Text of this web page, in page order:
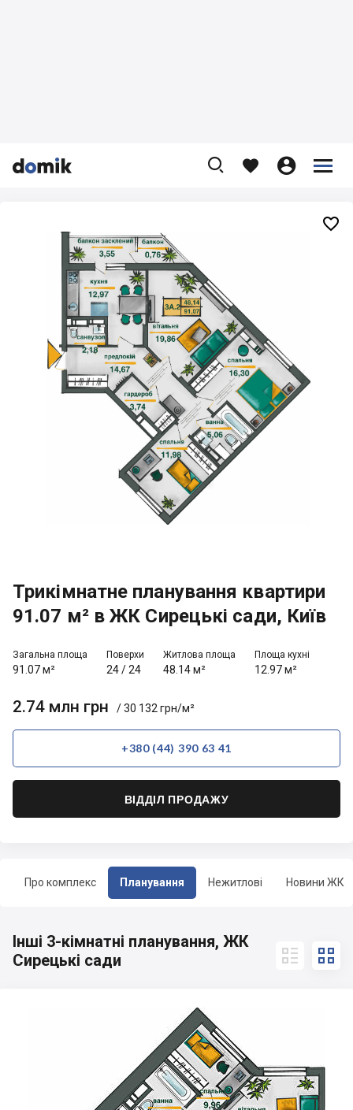


    


Про комплекс Планування Нежитлові Новини ЖК
Трикімнатне планування квартири
91.07 м² в ЖК Сирецькі сади, Київ
Загальна площа
91.07 м²
Поверхи
24/24
Житлова площа
48.14 м²
Площа кухні
12.97 м²
2.74 млн грн / 30 132 грн/м²
+380 (44) 390 63 41
ВІДДІЛ ПРОДАЖУ

Інші 3-кімнатні планування, ЖК
Сирецькі сади
 